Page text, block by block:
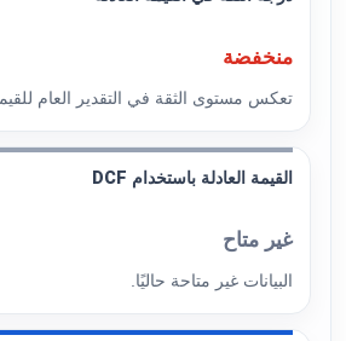
منخفضة
تعكس مستوى الثقة في التقدير العام
القيمة العادلة باستخدام DCF
غير متاح
البيانات غير متاحة حاليًا.